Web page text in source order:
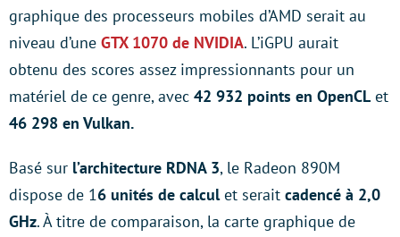
graphique des processeurs mobiles d’AMD serait au
niveau d’une GTX 1070 de NVIDIA. L’iGPU aurait
obtenu des scores assez impressionnants pour un
matériel de ce genre, avec 42 932 points en OpenCL et
46 298 en Vulkan.
Basé sur l’architecture RDNA 3, le Radeon 890M
dispose de 16 unités de calculet serait cadencé à 2,0
GHz. À titre de comparaison, la carte graphique de